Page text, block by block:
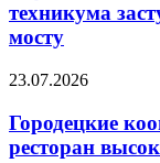
техникума
мосту
23.07.2026
Городецкие
ресторан